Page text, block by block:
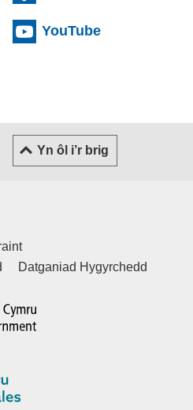
websiteCY)
YouTube(external
Yn ôl i’r brig
Datganiad Hygyrchedd